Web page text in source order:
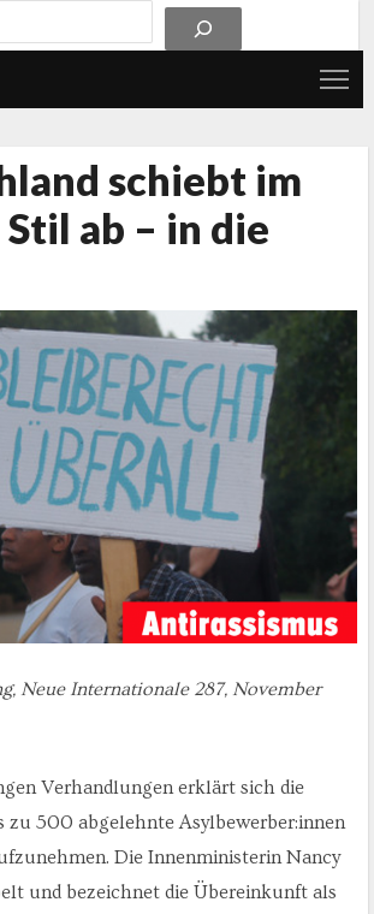
schiebt im
ab – in die
Neue Internationale 287, November
Verhandlungen erklärt sich die
zu 500 abgelehnte Asylbewerber:innen
Die Innenministerin Nancy
und bezeichnet die Übereinkunft als